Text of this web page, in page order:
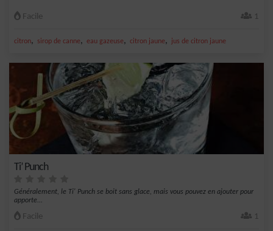
Facile 1
citron, sirop de canne, eau gazeuse, citron jaune, jus de citron jaune
Ti’ Punch
Généralement, le Ti' Punch se boit sans glace, mais vous pouvez en ajouter pour
apporte...
Facile 1